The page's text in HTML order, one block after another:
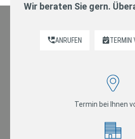
Wir beraten Sie gern.
ANRUFEN TERMIN
Termin bei Ihnen